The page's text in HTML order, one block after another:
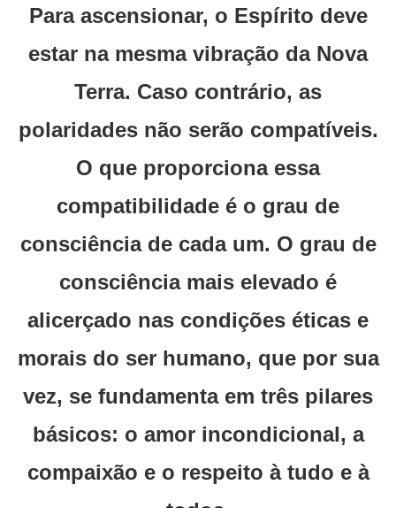
Para ascensionar, o Espírito deve
estar na mesma vibração da Nova
Terra. Caso contrário, as
polaridades não serão compatíveis.
O que proporciona essa
compatibilidade é o grau de
consciência de cada um. O grau de
consciência mais elevado é
alicerçado nas condições éticas e
morais do ser humano, que por sua
vez, se fundamenta em três pilares
básicos: o amor incondicional, a
compaixão e o respeito à tudo e à